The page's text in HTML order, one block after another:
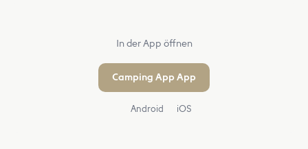
In der App öffnen
Camping App App
Android iOS